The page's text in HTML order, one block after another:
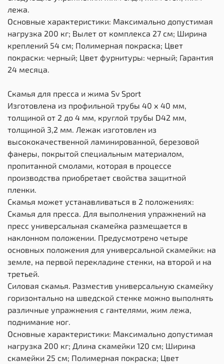
лежа.
Основные характеристики: Максимально допустимая
нагрузка 200 кг; Вылет от комплекса 27 см; Ширина
креплений 54 см; Полимерная покраска; Цвет
покраски: черный; Цвет фурнитуры: черный; Гарантия
24 месяца.
Скамья для пресса и жима Sv Sport
Изготовлена из профильной трубы 40 х 40 мм,
толщиной от 2 до 4 мм, круглой трубы D42 мм,
толщиной 3,2 мм. Лежак изготовлен из
высококачественной ламинированной, березовой
фанеры, покрытой специальным материалом,
пропитанной смолами, которая в процессе
производства приобретает свойства защитной
пленки.
Скамья может устанавливаться в 2 положениях:
Скамья для пресса. Для выполнения упражнений на
пресс универсальная скамейка размещается в
наклонном положении. Предусмотрено четыре
основных положения для универсальной скамейки: на
земле, на первой перекладине стенки, на второй и на
третьей.
Силовая скамья. Разместив универсальную скамейку
горизонтально на шведской стенке можно выполнять
различные упражнения с гантелями, жим лежа,
поднимание ног.
Основные характеристики: Максимально допустимая
нагрузка 200 кг; Длина скамейки 120 см; Ширина
скамейки 25 см; Полимерная покраска; Цвет